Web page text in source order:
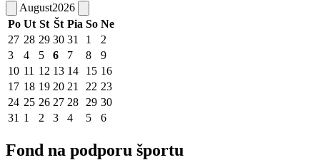
August2026
Po Ut St Št Pia So Ne
27 28 29 30 31 1
2
3
4 5 6 7 8
9
10 11 12 13 14 15 16
17 18 19 20 21 22 23
24 25 26 27 28 29 30
31 1 2 3 4 5 6
Fond na podporu športu